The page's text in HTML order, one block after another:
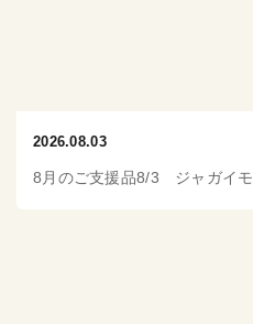
2026.08.03
8月のご支援品8/3 ジャガイモ